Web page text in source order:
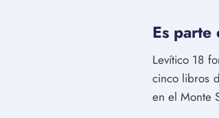
Es parte
Levítico 18
cinco libros
en el Monte